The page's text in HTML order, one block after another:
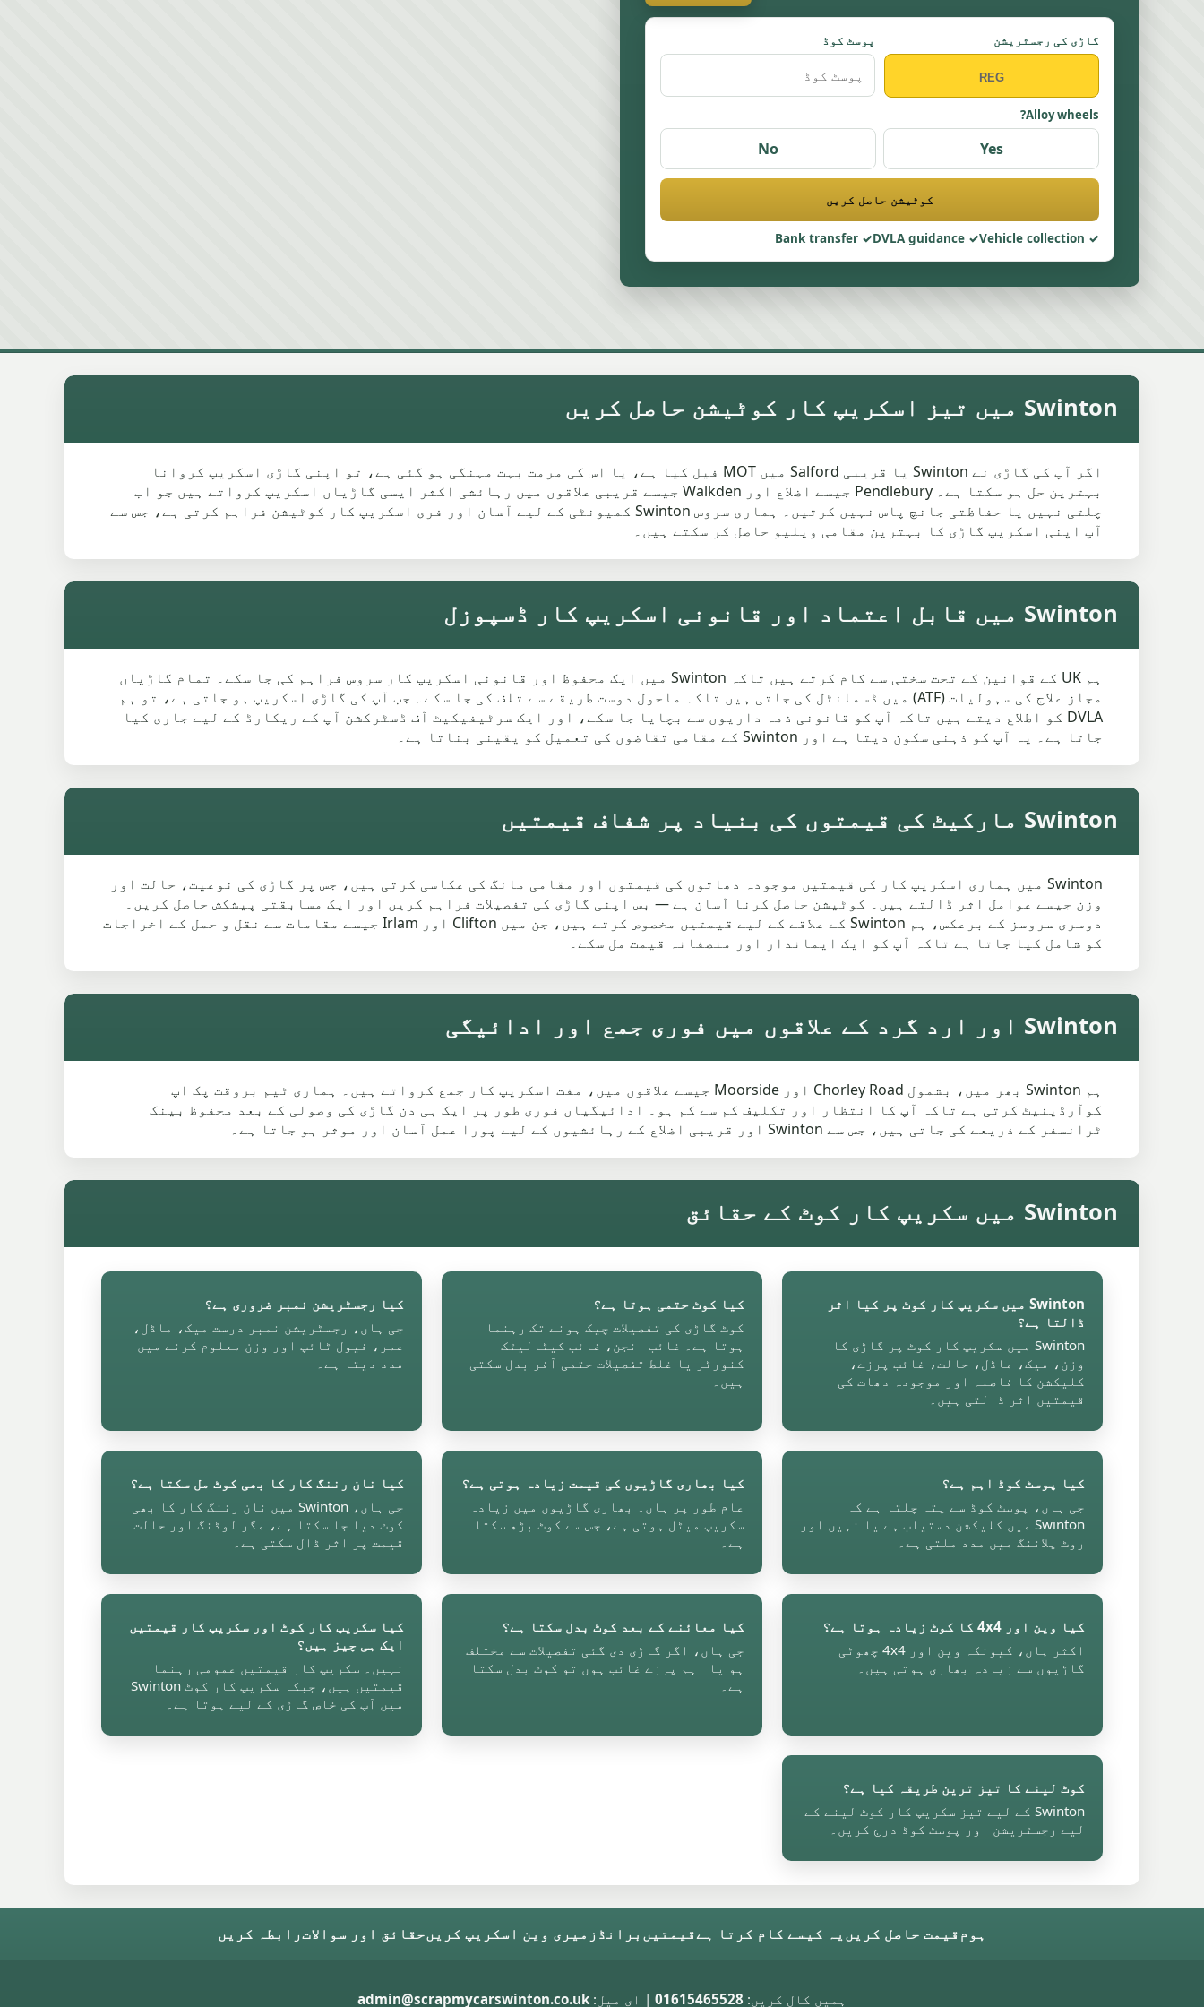
گاڑی کی رجسٹریشن پوسٹ کوڈ
Alloy wheels?
Yes
No
کوٹیشن حاصل کریں
Vehicle collection
DVLA guidance
Bank transfer
Swinton میں تیز اسکریپ کار کوٹیشن حاصل کریں
اگر آپ کی گاڑی نے Swinton یا قریبی Salford میں MOT فیل کیا ہے، یا اس کی مرمت بہت مہنگی ہو گئی ہے، تو اپنی گاڑی اسکریپ کروانا
بہترین حل ہو سکتا ہے۔ Pendlebury جیسے اضلاع اور Walkden جیسے قریبی علاقوں میں رہائشی اکثر ایسی گاڑیاں اسکریپ کرواتے ہیں جو اب
چلتی نہیں یا حفاظتی جانچ پاس نہیں کرتیں۔ ہماری سروس Swinton کمیونٹی کے لیے آسان اور فری اسکریپ کار کوٹیشن فراہم کرتی ہے، جس سے
آپ اپنی اسکریپ گاڑی کا بہترین مقامی ویلیو حاصل کر سکتے ہیں۔
Swinton میں قابل اعتماد اور قانونی اسکریپ کار ڈسپوزل
ہم UK کے قوانین کے تحت سختی سے کام کرتے ہیں تاکہ Swinton میں ایک محفوظ اور قانونی اسکریپ کار سروس فراہم کی جا سکے۔ تمام گاڑیاں
مجاز علاج کی سہولیات (ATF) میں ڈسمانٹل کی جاتی ہیں تاکہ ماحول دوست طریقے سے تلف کی جا سکے۔ جب آپ کی گاڑی اسکریپ ہو جاتی ہے، تو ہم
DVLA کو اطلاع دیتے ہیں تاکہ آپ کو قانونی ذمہ داریوں سے بچایا جا سکے، اور ایک سرٹیفیکیٹ آف ڈسٹرکشن آپ کے ریکارڈ کے لیے جاری کیا
جاتا ہے۔ یہ آپ کو ذہنی سکون دیتا ہے اور Swinton کے مقامی تقاضوں کی تعمیل کو یقینی بناتا ہے۔
Swinton مارکیٹ کی قیمتوں کی بنیاد پر شفاف قیمتیں
Swinton میں ہماری اسکریپ کار کی قیمتیں موجودہ دھاتوں کی قیمتوں اور مقامی مانگ کی عکاسی کرتی ہیں، جس پر گاڑی کی نوعیت، حالت اور
وزن جیسے عوامل اثر ڈالتے ہیں۔ کوٹیشن حاصل کرنا آسان ہے — بس اپنی گاڑی کی تفصیلات فراہم کریں اور ایک مسابقتی پیشکش حاصل کریں۔
دوسری سروسز کے برعکس، ہم Swinton کے علاقے کے لیے قیمتیں مخصوص کرتے ہیں، جن میں Clifton اور Irlam جیسے مقامات سے نقل و حمل کے اخراجات
کو شامل کیا جاتا ہے تاکہ آپ کو ایک ایماندار اور منصفانہ قیمت مل سکے۔
Swinton اور ارد گرد کے علاقوں میں فوری جمع اور ادائیگی
ہم Swinton بھر میں، بشمول Chorley Road اور Moorside جیسے علاقوں میں، مفت اسکریپ کار جمع کرواتے ہیں۔ ہماری ٹیم بروقت پک اپ
کوآرڈینیٹ کرتی ہے تاکہ آپ کا انتظار اور تکلیف کم سے کم ہو۔ ادائیگیاں فوری طور پر ایک ہی دن گاڑی کی وصولی کے بعد محفوظ بینک
ٹرانسفر کے ذریعے کی جاتی ہیں، جس سے Swinton اور قریبی اضلاع کے رہائشیوں کے لیے پورا عمل آسان اور موثر ہو جاتا ہے۔
Swinton میں سکریپ کار کوٹ کے حقائق
Swinton میں سکریپ کار کوٹ پر کیا اثر
ڈالتا ہے؟
Swinton میں سکریپ کار کوٹ پر گاڑی کا
وزن، میک، ماڈل، حالت، غائب پرزے،
کلیکشن کا فاصلہ اور موجودہ دھات کی
قیمتیں اثر ڈالتی ہیں۔
کیا کوٹ حتمی ہوتا ہے؟
کوٹ گاڑی کی تفصیلات چیک ہونے تک رہنما
ہوتا ہے۔ غائب انجن، غائب کیٹالیٹک
کنورٹر یا غلط تفصیلات حتمی آفر بدل سکتی
ہیں۔
کیا رجسٹریشن نمبر ضروری ہے؟
جی ہاں، رجسٹریشن نمبر درست میک، ماڈل،
عمر، فیول ٹائپ اور وزن معلوم کرنے میں
مدد دیتا ہے۔
کیا پوسٹ کوڈ اہم ہے؟
جی ہاں، پوسٹ کوڈ سے پتہ چلتا ہے کہ
Swinton میں کلیکشن دستیاب ہے یا نہیں اور
روٹ پلاننگ میں مدد ملتی ہے۔
کیا بھاری گاڑیوں کی قیمت زیادہ ہوتی ہے؟
عام طور پر ہاں۔ بھاری گاڑیوں میں زیادہ
سکریپ میٹل ہوتی ہے، جس سے کوٹ بڑھ سکتا
ہے۔
کیا نان رننگ کار کا بھی کوٹ مل سکتا ہے؟
جی ہاں، Swinton میں نان رننگ کار کا بھی
کوٹ دیا جا سکتا ہے، مگر لوڈنگ اور حالت
قیمت پر اثر ڈال سکتی ہے۔
کیا وین اور 4x4 کا کوٹ زیادہ ہوتا ہے؟
اکثر ہاں، کیونکہ وین اور 4x4 چھوٹی
گاڑیوں سے زیادہ بھاری ہوتی ہیں۔
کیا معائنے کے بعد کوٹ بدل سکتا ہے؟
جی ہاں، اگر گاڑی دی گئی تفصیلات سے مختلف
ہو یا اہم پرزے غائب ہوں تو کوٹ بدل سکتا
ہے۔
کیا سکریپ کار کوٹ اور سکریپ کار قیمتیں
ایک ہی چیز ہیں؟
نہیں۔ سکریپ کار قیمتیں عمومی رہنما
قیمتیں ہیں، جبکہ سکریپ کار کوٹ Swinton
میں آپ کی خاص گاڑی کے لیے ہوتا ہے۔
کوٹ لینے کا تیز ترین طریقہ کیا ہے؟
Swinton کے لیے تیز سکریپ کار کوٹ لینے کے
لیے رجسٹریشن اور پوسٹ کوڈ درج کریں۔
ہومقیمت حاصل کریں یہ کیسے کام کرتا ہےقیمتیں برانڈز میری وین اسکریپ کریںحقائق اور سوالاترابطہ کریں
ہمیں کال کریں: 01615465528 | ای میل:admin@scrapmycarswinton.co.uk